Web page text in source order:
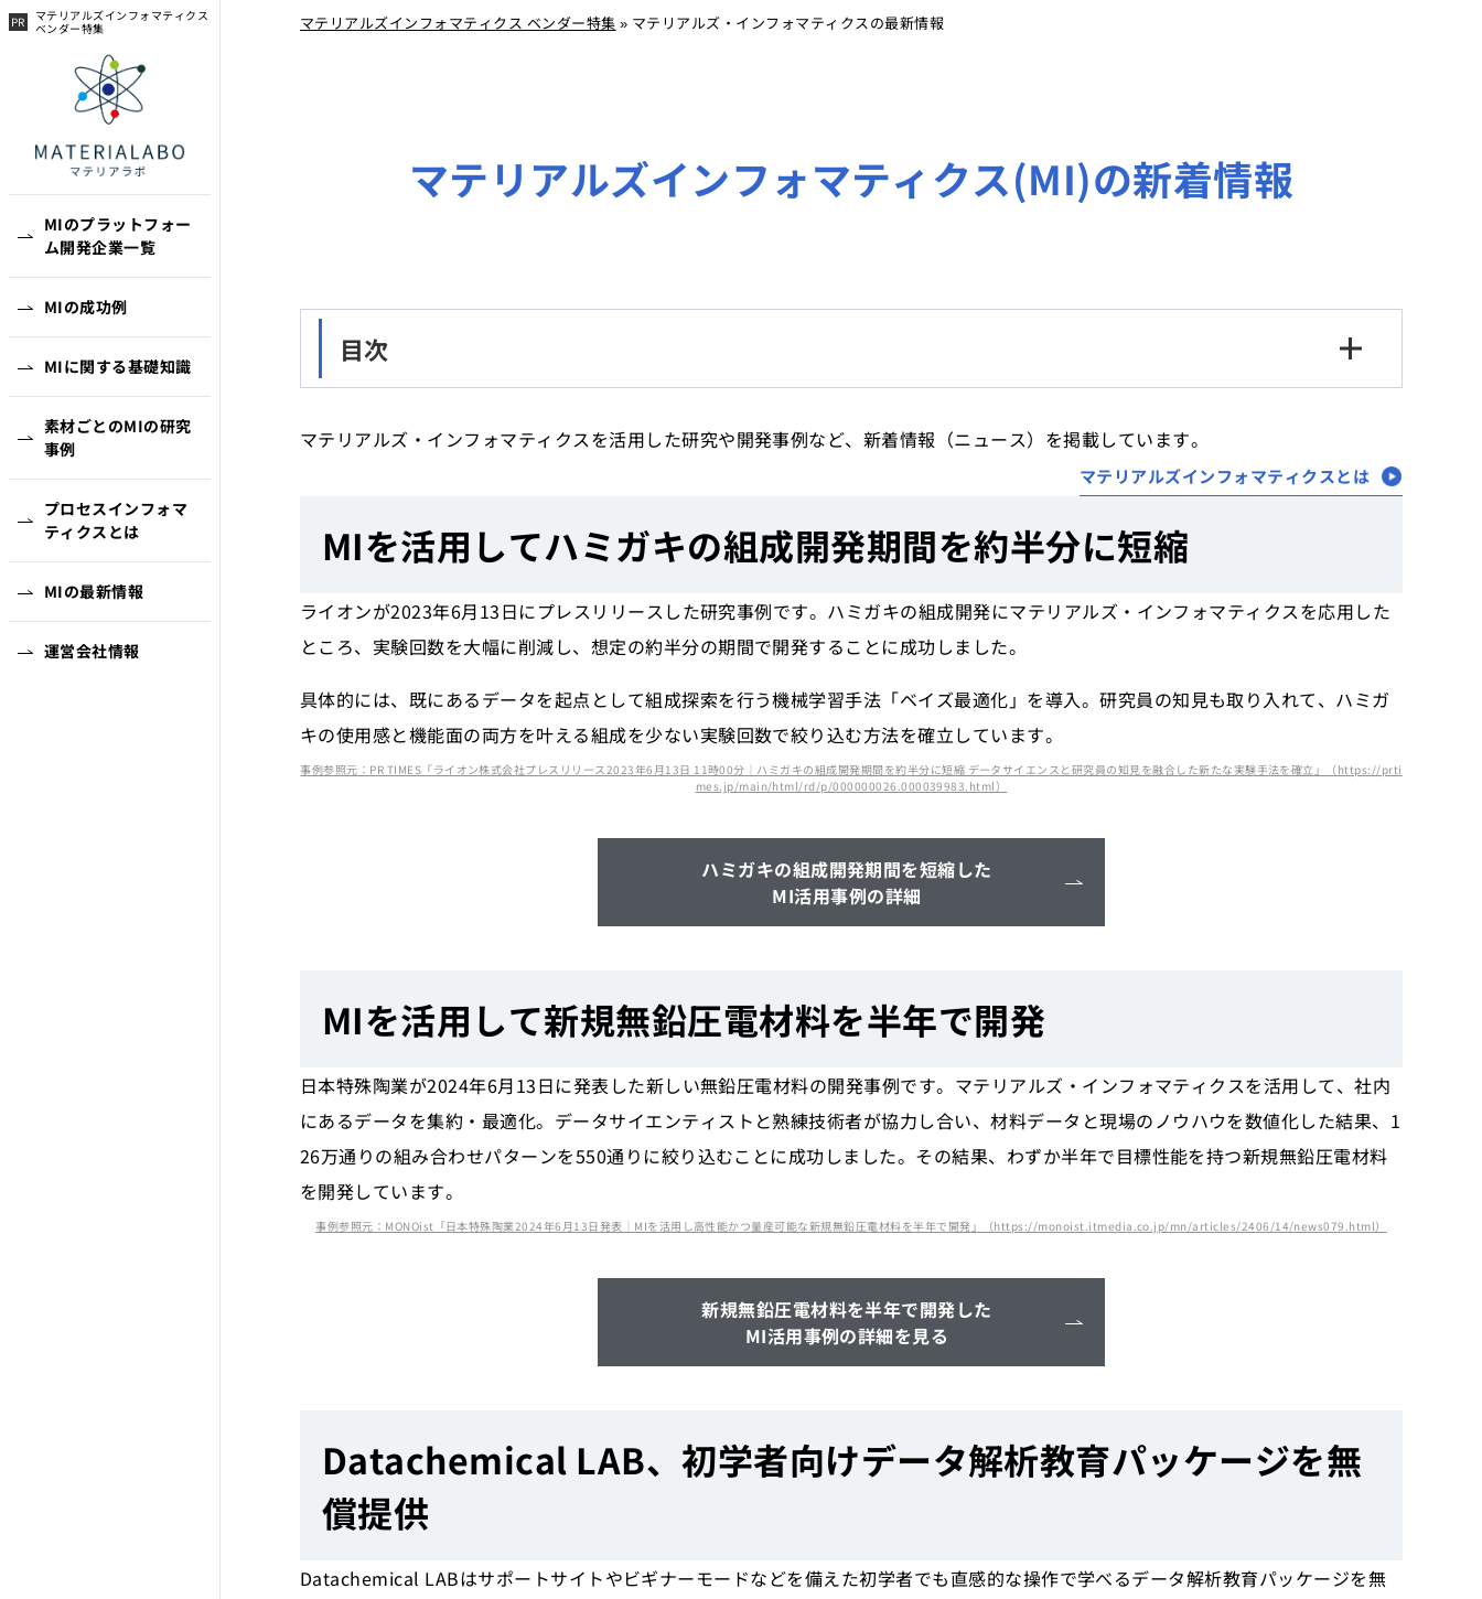
マテリアルズインフォマティクス
ベンダー特集
MIのプラットフォー
ム開発企業一覧
MIの成功例
MIに関する基礎知識
素材ごとのMIの研究
事例
プロセスインフォマ
ティクスとは
MIの最新情報
運営会社情報
マテリアルズインフォマティクス ベンダー特集 » マテリアルズ・インフォマティクスの最新情報
マテリアルズインフォマティクス(MI)の新着情報
目次
マテリアルズ・インフォマティクスを活用した研究や開発事例など、新着情報（ニュース）を掲載しています。
マテリアルズインフォマティクスとは
MIを活用してハミガキの組成開発期間を約半分に短縮
ライオンが2023年6月13日にプレスリリースした研究事例です。ハミガキの組成開発にマテリアルズ・インフォマティクスを応用した
ところ、実験回数を大幅に削減し、想定の約半分の期間で開発することに成功しました。
具体的には、既にあるデータを起点として組成探索を行う機械学習手法「ベイズ最適化」を導入。研究員の知見も取り入れて、ハミガ
キの使用感と機能面の両方を叶える組成を少ない実験回数で絞り込む方法を確立しています。
事例参照元：PR TIMES「ライオン株式会社プレスリリース2023年6月13日 11時00分｜ハミガキの組成開発期間を約半分に短縮 データサイエンスと研究員の知見を融合した新たな実験手法を確立」（https://prti
mes.jp/main/html/rd/p/000000026.000039983.html）
ハミガキの組成開発期間を短縮した
MI活用事例の詳細
MIを活用して新規無鉛圧電材料を半年で開発
日本特殊陶業が2024年6月13日に発表した新しい無鉛圧電材料の開発事例です。マテリアルズ・インフォマティクスを活用して、社内
にあるデータを集約・最適化。データサイエンティストと熟練技術者が協力し合い、材料データと現場のノウハウを数値化した結果、1
26万通りの組み合わせパターンを550通りに絞り込むことに成功しました。その結果、わずか半年で目標性能を持つ新規無鉛圧電材料
を開発しています。
事例参照元：MONOist「日本特殊陶業2024年6月13日発表｜MIを活用し高性能かつ量産可能な新規無鉛圧電材料を半年で開発」（https://monoist.itmedia.co.jp/mn/articles/2406/14/news079.html）
新規無鉛圧電材料を半年で開発した
MI活用事例の詳細を見る
Datachemical LAB、初学者向けデータ解析教育パッケージを無
償提供
Datachemical LABはサポートサイトやビギナーモードなどを備えた初学者でも直感的な操作で学べるデータ解析教育パッケージを無